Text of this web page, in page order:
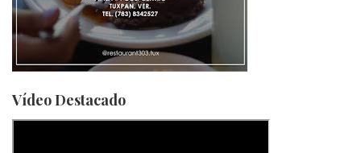
Vídeo Destacado